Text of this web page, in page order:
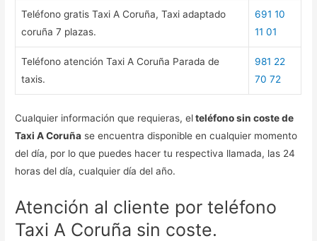
Teléfono gratis Taxi A Coruña, Taxi adaptado
coruña 7 plazas.
691 10
11 01
Teléfono atención Taxi A Coruña Parada de
taxis.
981 22
70 72
Cualquier información que requieras, elteléfono sin coste de
Taxi A Coruña se encuentra disponible en cualquier momento
del día, por lo que puedes hacer tu respectiva llamada, las 24
horas del día, cualquier día del año.
Atención al cliente por teléfono
Taxi A Coruña sin coste.